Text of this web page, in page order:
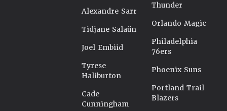
Alexandre Sarr
Tidjane Salaün
Joel Embiid
Tyrese
Haliburton
Cade
Cunningham
Thunder
Orlando Magic
Philadelphia
76ers
Phoenix Suns
Portland Trail
Blazers